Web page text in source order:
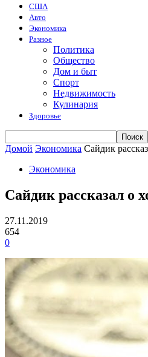
США
Авто
Экономика
Разное
Политика
Общество
Дом и быт
Спорт
Недвижимость
Кулинария
Здоровье
Домой Экономика Сайдик
Экономика
Сайдик рассказал о
27.11.2019
654
0